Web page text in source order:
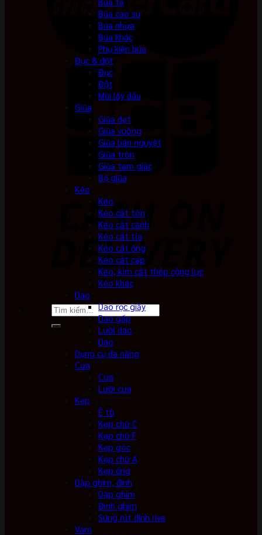
Tìm
Búa cao su
Búa nhựa
Búa khác
Phụ kiện búa
Đục & đột
Đục
Đột
Mũi lấy dấu
Giũa
Giũa dẹt
Giũa vuông
Giũa bán nguyệt
Giũa tròn
Giũa tam giác
Bộ giũa
Kéo
Kéo
Kéo cắt tôn
Kéo cắt cành
Kéo cắt tỉa
Kéo cắt ống
Kéo cắt cáp
Kéo, kìm cắt thép cộng lực
Kéo khác
Dao
Dao rọc giấy
Dao gấp
Lưỡi dao
Dao
Dụng cụ đa năng
Cưa
Cưa
Lưỡi cưa
Kẹp
Ê tô
Kẹp chữ C
Kẹp chữ F
Kẹp góc
Kẹp chữ A
Kẹp ống
Dập ghim, đinh
Dập ghim
Đinh ghim
Súng rút đinh rive
Vam